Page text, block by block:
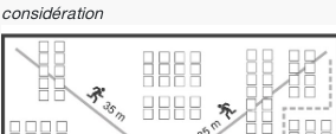
considération